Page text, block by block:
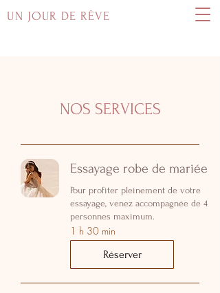
UN JOUR DE RÊVE
NOS SERVICES
Essayage robe de mariée
Pour profiter pleinement de votre
essayage, venez accompagnée de 4
personnes maximum.
1 h 30 min
Réserver